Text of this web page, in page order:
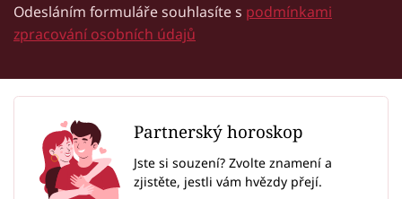
Odesláním formuláře souhlasíte s podmínkami
zpracování osobních údajů
Partnerský horoskop
Jste si souzení? Zvolte znamení a
zjistěte, jestli vám hvězdy přejí.